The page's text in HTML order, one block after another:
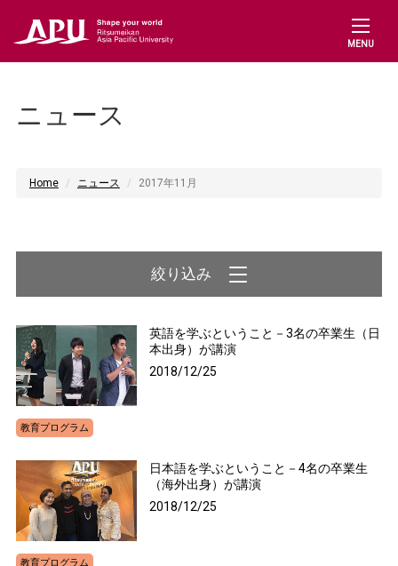
MENU
ニュース
Home ニュース 2017年11月
英語を学ぶということ－3名の卒業生（日
本出身）が講演
2018/12/25
教育プログラム
日本語を学ぶということ－4名の卒業生
（海外出身）が講演
2018/12/25
教育プログラム